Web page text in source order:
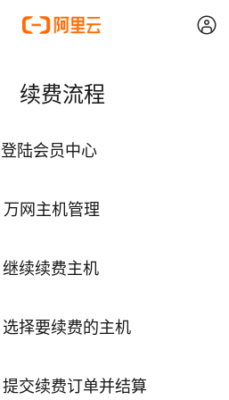
续费流程
登陆会员中心
万网主机管理
继续续费主机
选择要续费的主机
提交续费订单并结算